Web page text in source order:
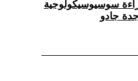
سوسيوسيكولوجية
جادو